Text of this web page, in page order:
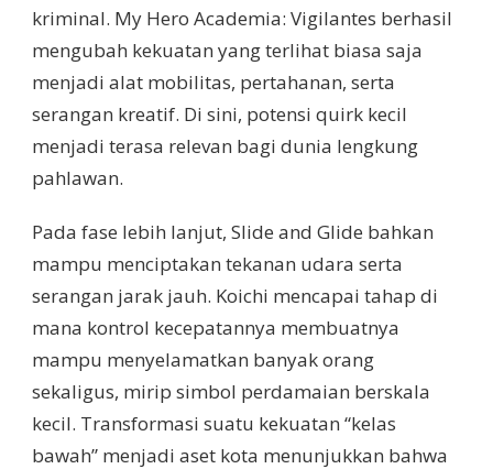
kriminal. My Hero Academia: Vigilantes berhasil
mengubah kekuatan yang terlihat biasa saja
menjadi alat mobilitas, pertahanan, serta
serangan kreatif. Di sini, potensi quirk kecil
menjadi terasa relevan bagi dunia lengkung
pahlawan.
Pada fase lebih lanjut, Slide and Glide bahkan
mampu menciptakan tekanan udara serta
serangan jarak jauh. Koichi mencapai tahap di
mana kontrol kecepatannya membuatnya
mampu menyelamatkan banyak orang
sekaligus, mirip simbol perdamaian berskala
kecil. Transformasi suatu kekuatan “kelas
bawah” menjadi aset kota menunjukkan bahwa